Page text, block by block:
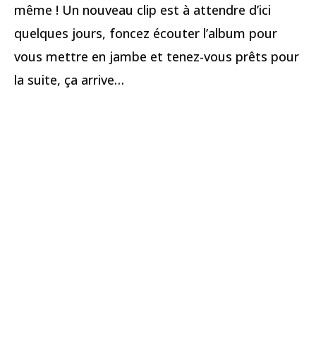
même ! Un nouveau clip est à attendre d’ici
quelques jours, foncez écouter l’album pour
vous mettre en jambe et tenez-vous prêts pour
la suite, ça arrive…